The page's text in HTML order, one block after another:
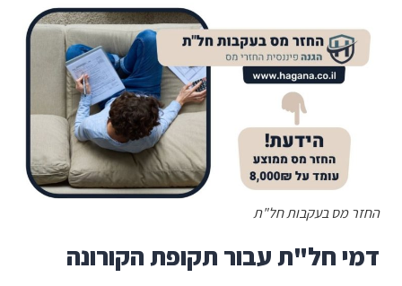
החזר מס בעקבות חל"ת
דמי חל"ת עבור תקופת הקורונה